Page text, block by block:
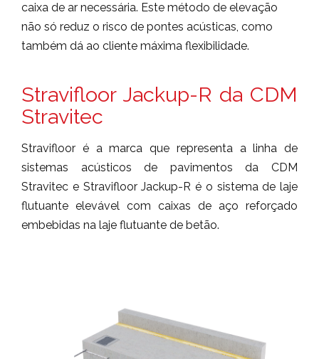
caixa de ar necessária. Este método de elevação
não só reduz o risco de pontes acústicas, como
também dá ao cliente máxima flexibilidade.
Stravifloor Jackup-R da CDM
Stravitec
Stravifloor é a marca que representa a linha de
sistemas acústicos de pavimentos da CDM
Stravitec e Stravifloor Jackup-R é o sistema de laje
flutuante elevável com caixas de aço reforçado
embebidas na laje flutuante de betão.